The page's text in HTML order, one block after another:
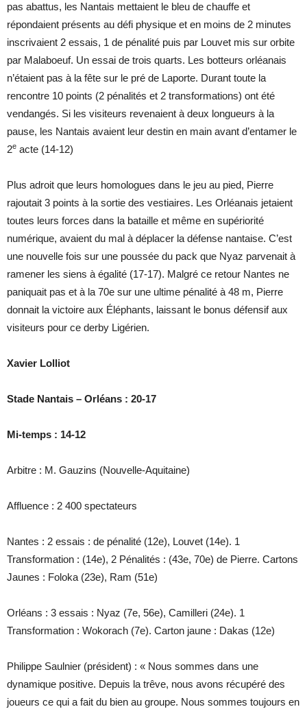
pas abattus, les Nantais mettaient le bleu de chauffe et
répondaient présents au défi physique et en moins de 2 minutes
inscrivaient 2 essais, 1 de pénalité puis par Louvet mis sur orbite
par Malaboeuf. Un essai de trois quarts. Les botteurs orléanais
n’étaient pas à la fête sur le pré de Laporte. Durant toute la
rencontre 10 points (2 pénalités et 2 transformations) ont été
vendangés. Si les visiteurs revenaient à deux longueurs à la
pause, les Nantais avaient leur destin en main avant d’entamer le
2e acte (14-12)
Plus adroit que leurs homologues dans le jeu au pied, Pierre
rajoutait 3 points à la sortie des vestiaires. Les Orléanais jetaient
toutes leurs forces dans la bataille et même en supériorité
numérique, avaient du mal à déplacer la défense nantaise. C’est
une nouvelle fois sur une poussée du pack que Nyaz parvenait à
ramener les siens à égalité (17-17). Malgré ce retour Nantes ne
paniquait pas et à la 70e sur une ultime pénalité à 48 m, Pierre
donnait la victoire aux Éléphants, laissant le bonus défensif aux
visiteurs pour ce derby Ligérien.
Xavier Lolliot
Stade Nantais – Orléans : 20-17
Mi-temps : 14-12
Arbitre : M. Gauzins (Nouvelle-Aquitaine)
Affluence : 2 400 spectateurs
Nantes : 2 essais : de pénalité (12e), Louvet (14e). 1
Transformation : (14e), 2 Pénalités : (43e, 70e) de Pierre. Cartons
Jaunes : Foloka (23e), Ram (51e)
Orléans : 3 essais : Nyaz (7e, 56e), Camilleri (24e). 1
Transformation : Wokorach (7e). Carton jaune : Dakas (12e)
Philippe Saulnier (président) : « Nous sommes dans une
dynamique positive. Depuis la trêve, nous avons récupéré des
joueurs ce qui a fait du bien au groupe. Nous sommes toujours en